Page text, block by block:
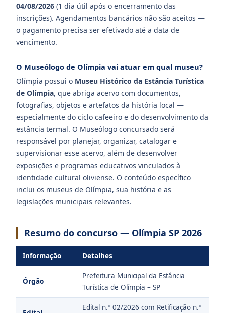
04/08/2026 (1 dia útil após o encerramento das
inscrições). Agendamentos bancários não são aceitos —
o pagamento precisa ser efetivado até a data de
vencimento.
O Museólogo de Olímpia vai atuar em qual museu?
Olímpia possui o Museu Histórico da Estância Turística
de Olímpia, que abriga acervo com documentos,
fotografias, objetos e artefatos da história local —
especialmente do ciclo cafeeiro e do desenvolvimento da
estância termal. O Museólogo concursado será
responsável por planejar, organizar, catalogar e
supervisionar esse acervo, além de desenvolver
exposições e programas educativos vinculados à
identidade cultural oliviense. O conteúdo específico
inclui os museus de Olímpia, sua história e as
legislações municipais relevantes.
Resumo do concurso — Olímpia SP 2026
Informação Detalhes
Órgão
Prefeitura Municipal da Estância
Turística de Olímpia – SP
Edital n.º 02/2026 com Retificação n.º